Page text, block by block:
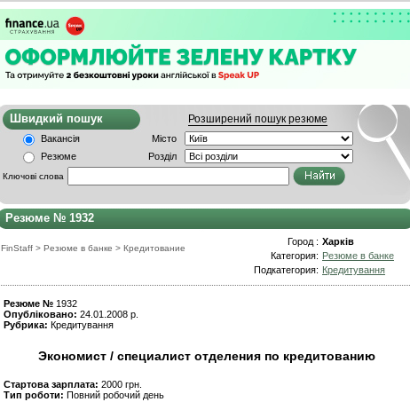
Швидкий пошук Розширений пошук резюме
Вакансія
Місто
Резюме
Розділ
Ключові слова
Резюме № 1932
FinStaff > Резюме в банке > Кредитование
Город : Харків
Категория: Резюме в банке
Подкатегория: Кредитування
Резюме № 1932
Опубліковано: 24.01.2008 р.
Рубрика: Кредитування
Экономист / специалист отделения по кредитованию
Стартова зарплата: 2000 грн.
Тип роботи: Повний робочий день